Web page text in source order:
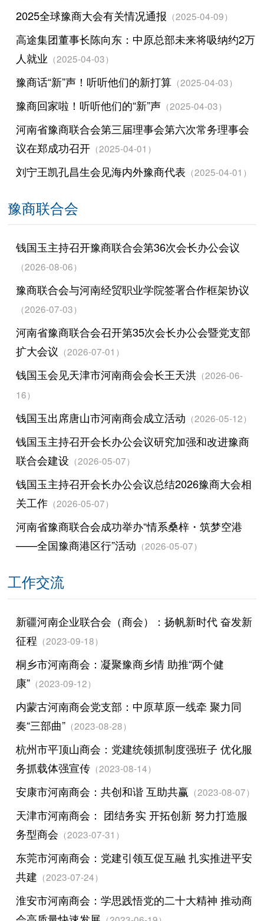
2025全球豫商大会有关情况通报 （2025-04-09）
高途集团董事长陈向东：中原总部未来将吸纳约2万
人就业 （2025-04-03）
豫商话“新”声！听听他们的新打算（2025-04-03）
豫商回家啦！听听他们的“新”声（2025-04-03）
河南省豫商联合会第三届理事会第六次常务理事会
议在郑成功召开（2025-04-01）
刘宁王凯孔昌生会见海内外豫商代表 （2025-04-01）
豫商联合会
钱国玉主持召开豫商联合会第36次会长办公会议
（2026-08-06）
豫商联合会与河南经贸职业学院签署合作框架协议
（2026-07-03）
河南省豫商联合会召开第35次会长办公会暨党支部
扩大会议 （2026-07-01）
钱国玉会见天津市河南商会会长王天洪（2026-06-
16）
钱国玉出席唐山市河南商会成立活动 （2026-05-12）
钱国玉主持召开会长办公会议研究加强和改进豫商
联合会建设 （2026-05-07）
钱国玉主持召开会长办公会议总结2026豫商大会相
关工作（2026-05-07）
河南省豫商联合会成功举办“情系桑梓・筑梦空港
——全国豫商港区行”活动 （2026-05-07）
工作交流
新疆河南企业联合会（商会）：扬帆新时代 奋发新
征程 （2023-09-18）
桐乡市河南商会：凝聚豫商乡情 助推“两个健
康”（2023-09-12）
内蒙古河南商会党支部：中原草原一线牵 聚力同
奏“三部曲”（2023-08-28）
杭州市平顶山商会：党建统领抓制度强班子 优化服
务抓载体强宣传（2023-08-14）
安康市河南商会：共创和谐 互助共赢 （2023-08-07）
天津市河南商会： 团结务实 开拓创新 努力打造服
务型商会 （2023-07-31）
东莞市河南商会：党建引领互促互融 扎实推进平安
共建 （2023-07-24）
淮安市河南商会：学思践悟党的二十大精神 推动商